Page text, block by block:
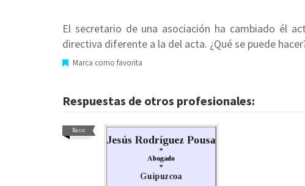
El secretario de una asociación ha cambiado él
directiva diferente a la del acta. ¿Qué se puede
Marca como favorita
Respuestas de otros profesionales:
Basic